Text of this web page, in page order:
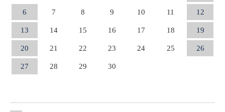
6 7 8 9 10 11 12
13 14 15 16 17 18 19
20 21 22 23 24 25 26
27 28 29 30